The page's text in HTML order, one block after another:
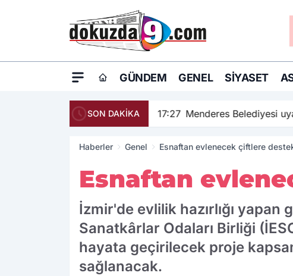
GÜNDEM GENEL SIYASET
SON DAKİKA 17:27 Menderes Belediyesi
Haberler Genel Esnaftan evlenecek çiftlere
Esnaftan
İzmir'de evlilik hazırlığı
Sanatkârlar Odaları Birliği
hayata geçirilecek proje
sağlanacak.